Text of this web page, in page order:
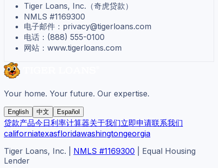
Tiger Loans, Inc.（奇虎贷款）
NMLS #1169300
电子邮件：privacy@tigerloans.com
电话：(888) 555-0100
网站：www.tigerloans.com
Your home. Your future. Our expertise.
English 中文 Español
贷款产品今日利率计算器关于我们立即申请联系我们
californiatexasfloridawashingtongeorgia
Tiger Loans, Inc.
NMLS #1169300
Equal Housing
Lender